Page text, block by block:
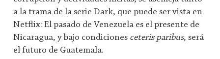
a la trama de la serie Dark, que puede ser vista en
Netflix: El pasado de Venezuela es el presente de
Nicaragua, y bajo condiciones ceteris paribus, será
el futuro de Guatemala.